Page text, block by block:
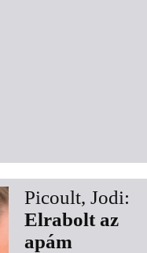
Picoult, Jodi:
Elrabolt az
apám